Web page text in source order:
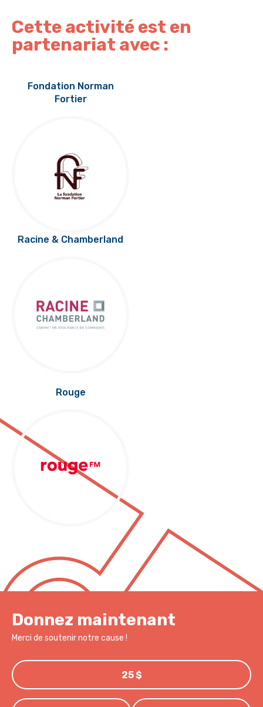
Cette activité est en
partenariat avec :
Fondation Norman
Fortier
Racine & Chamberland
Rouge
Donnez maintenant
Merci de soutenir notre cause !
25 $